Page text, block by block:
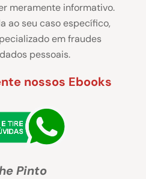
meramente informativo.
ao seu caso específico,
em fraudes
pessoais.
nossos Ebooks
Pinto